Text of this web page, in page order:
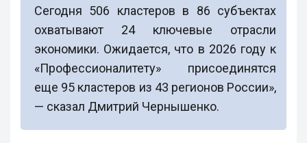
Сегодня 506 кластеров в 86 субъектах
охватывают 24 ключевые отрасли
экономики. Ожидается, что в 2026 году к
«Профессионалитету» присоединятся
еще 95 кластеров из 43 регионов России»,
— сказал Дмитрий Чернышенко.